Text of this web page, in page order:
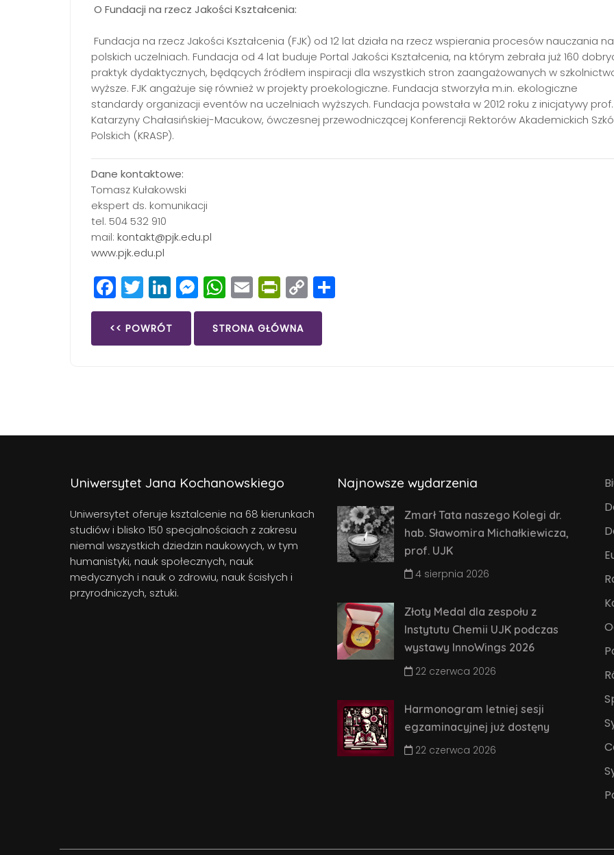
O Fundacji na rzecz Jakości Kształcenia:
Fundacja na rzecz Jakości Kształcenia (FJK) od 12 lat działa na rzecz wspierania procesów nauczania na
polskich uczelniach. Fundacja od 4 lat buduje Portal Jakości Kształcenia, na którym zebrała już 160
praktyk dydaktycznych, będących źródłem inspiracji dla wszystkich stron zaangażowanych w
wyższe. FJK angażuje się również w projekty proekologiczne. Fundacja stworzyła m.in. ekologiczne
standardy organizacji eventów na uczelniach wyższych. Fundacja powstała w 2012 roku z inicjatywy prof.
Katarzyny Chałasińskiej-Macukow, ówczesnej przewodniczącej Konferencji Rektorów Akademickich
Polskich (KRASP).
Dane kontaktowe:
Tomasz Kułakowski
ekspert ds. komunikacji
tel. 504 532 910
mail: kontakt@pjk.edu.pl
www.pjk.edu.pl
Facebook
Twitter
LinkedIn
Messenger
WhatsApp
EmailPrintFriendly
Copy
Link
<< POWRÓT STRONA GŁÓWNA
Uniwersytet Jana Kochanowskiego
Uniwersytet oferuje ksztalcenie na 68 kierunkach
studiów i blisko 150 specjalnościach z zakresu
niemal wszystkich dziedzin naukowych, w tym
humanistyki, nauk społecznych, nauk
medycznych i nauk o zdrowiu, nauk ścisłych i
przyrodniczych, sztuki.
Najnowsze wydarzenia
Zmarł Tata naszego Kolegi dr.
hab. Sławomira Michałkiewicza,
prof. UJK
4 sierpnia 2026
Złoty Medal dla zespołu z
Instytutu Chemii UJK podczas
wystawy InnoWings 2026
22 czerwca 2026
Harmonogram letniej sesji
egzaminacyjnej już dostęny
22 czerwca 2026